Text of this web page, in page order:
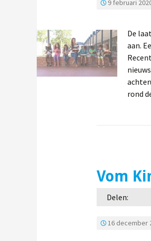
9 februari
De
aan.
rond
Vom
Delen:
16 december